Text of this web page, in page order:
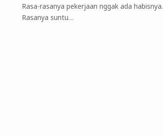
Rasa-rasanya pekerjaan nggak ada habisnya.
Rasanya suntu…